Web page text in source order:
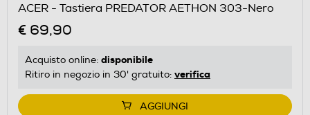
ACER - Tastiera PREDATOR AETHON 303-Nero
€ 69,90
Acquisto online: disponibile
Ritiro in negozio in 30' gratuito: verifica
AGGIUNGI